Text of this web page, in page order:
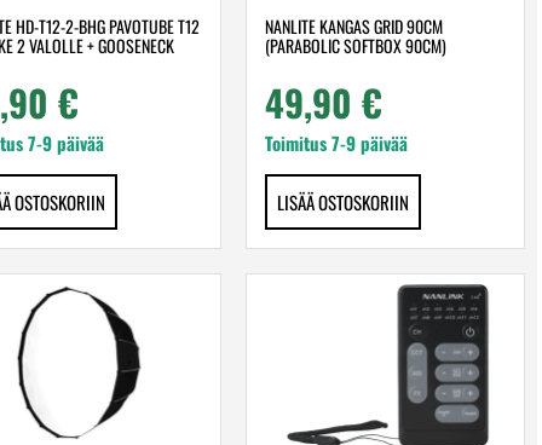
HD-T12-2-BHG PAVOTUBE T12
2 VALOLLE + GOOSENECK
€
7-9 päivää
OSTOSKORIIN
NANLITE KANGAS GRID 90CM
(PARABOLIC SOFTBOX 90CM)
49,90 €
Toimitus 7-9 päivää
LISÄÄ OSTOSKORIIN